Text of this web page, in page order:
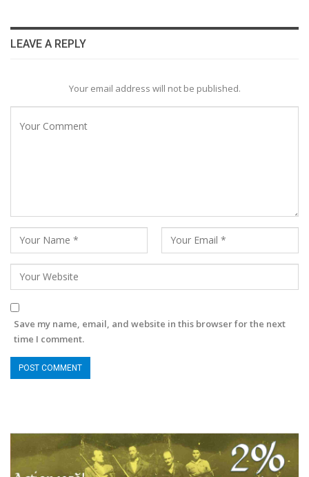
LEAVE A REPLY
Your email address will not be published.
Save my name, email, and website in this browser for the next
time I comment.